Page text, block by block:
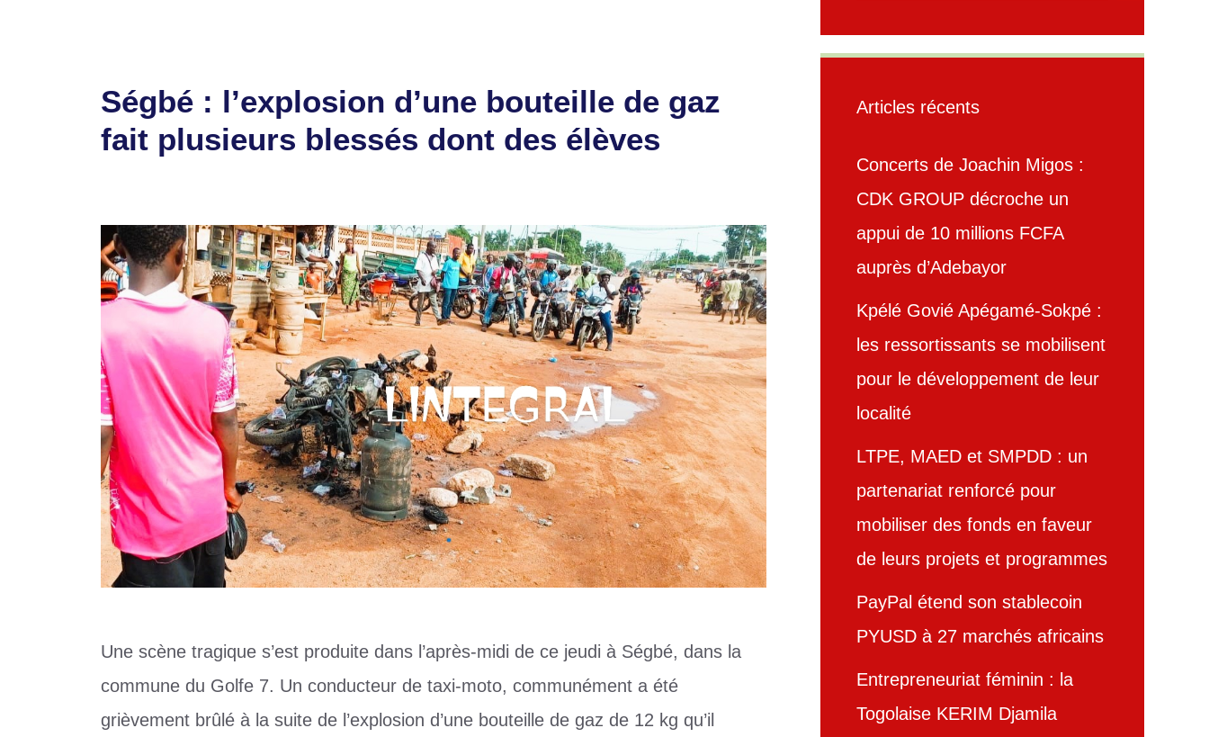
Ségbé : l’explosion d’une bouteille de gaz
fait plusieurs blessés dont des élèves
Une scène tragique s’est produite dans l’après-midi de ce jeudi à Ségbé, dans la
commune du Golfe 7. Un conducteur de taxi-moto, communément a été
grièvement brûlé à la suite de l’explosion d’une bouteille de gaz de 12 kg qu’il
Articles récents
Concerts de Joachin Migos :
CDK GROUP décroche un
appui de 10 millions FCFA
auprès d’Adebayor
Kpélé Govié Apégamé-Sokpé :
les ressortissants se mobilisent
pour le développement de leur
localité
LTPE, MAED et SMPDD : un
partenariat renforcé pour
mobiliser des fonds en faveur
de leurs projets et programmes
PayPal étend son stablecoin
PYUSD à 27 marchés africains
Entrepreneuriat féminin : la
Togolaise KERIM Djamila